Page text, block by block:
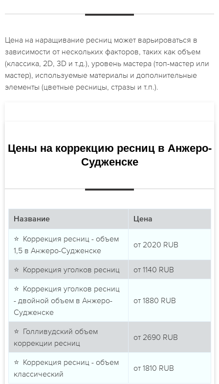
Цена на наращивание ресниц может варьироваться в
зависимости от нескольких факторов, таких как объем
(классика, 2D, 3D и т.д.), уровень мастера (топ-мастер или
мастер), используемые материалы и дополнительные
элементы (цветные ресницы, стразы и т.п.).
Цены на коррекцию ресниц в Анжеро-
Судженске
Название Цена
⭐ Коррекция ресниц - объем
1,5 в Анжеро-Судженске
от 2020 RUB
⭐ Коррекция уголков ресниц от 1140 RUB
⭐ Коррекция уголков ресниц
- двойной объем в Анжеро-
Судженске
от 1880 RUB
⭐ Голливудский объем
коррекции ресниц
от 2690 RUB
⭐ Коррекция ресниц - объем
классический
от 1810 RUB